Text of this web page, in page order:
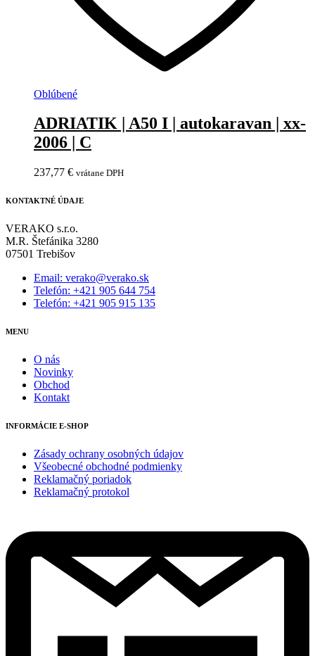
Oblúbené
ADRIATIK | A50 I | autokaravan | xx-
2006 | C
237,77 € vrátane DPH
KONTAKTNÉ ÚDAJE
VERAKO s.r.o.
M.R. Štefánika 3280
07501 Trebišov
Email: verako@verako.sk
Telefón: +421 905 644 754
Telefón: +421 905 915 135
MENU
O nás
Novinky
Obchod
Kontakt
INFORMÁCIE E-SHOP
Zásady ochrany osobných údajov
Všeobecné obchodné podmienky
Reklamačný poriadok
Reklamačný protokol